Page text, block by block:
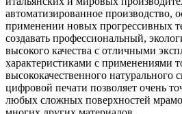
автоматизированное производство,
применении новых прогрессивных
создавать профессиональный,
высокого качества с отличными
характеристиками с применениями
высококачественного натурального
цифровой печати позволяeт очень
любых сложных поверхностей